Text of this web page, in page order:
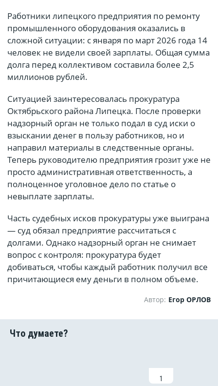
Работники липецкого предприятия по ремонту
промышленного оборудования оказались в
сложной ситуации: с января по март 2026 года 14
человек не видели своей зарплаты. Общая сумма
долга перед коллективом составила более 2,5
миллионов рублей.
Ситуацией заинтересовалась прокуратура
Октябрьского района Липецка. После проверки
надзорный орган не только подал в суд иски о
взыскании денег в пользу работников, но и
направил материалы в следственные органы.
Теперь руководителю предприятия грозит уже не
просто административная ответственность, а
полноценное уголовное дело по статье о
невыплате зарплаты.
Часть судебных исков прокуратуры уже выиграна
— суд обязал предприятие рассчитаться с
долгами. Однако надзорный орган не снимает
вопрос с контроля: прокуратура будет
добиваться, чтобы каждый работник получил все
причитающиеся ему деньги в полном объеме.
Автор: Егор ОРЛОВ
1